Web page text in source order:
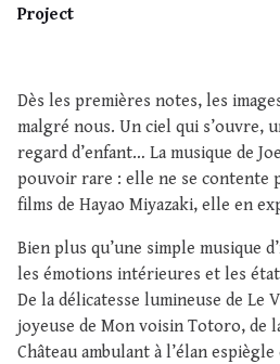
Project
Dès les premières notes, les
malgré nous. Un ciel qui s’ouvre,
regard d’enfant… La musique de
pouvoir rare : elle ne se contente
films de Hayao Miyazaki, elle en
Bien plus qu’une simple musique
les émotions intérieures et les
De la délicatesse lumineuse de Le
joyeuse de Mon voisin Totoro, de
Château ambulant à l’élan